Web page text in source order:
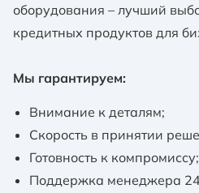
оборудования – лучший
кредитных продуктов для
Мы гарантируем:
Внимание к деталям;
Скорость в принятии
Готовность к компромиссу;
Поддержка менеджера